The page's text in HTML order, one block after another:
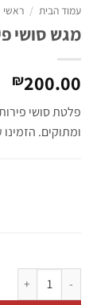
עמוד הבית / ראשי
מגש סושי
₪200.00
פלטת סושי
ומתוקים. הזמינו
כמות של מגש סושי